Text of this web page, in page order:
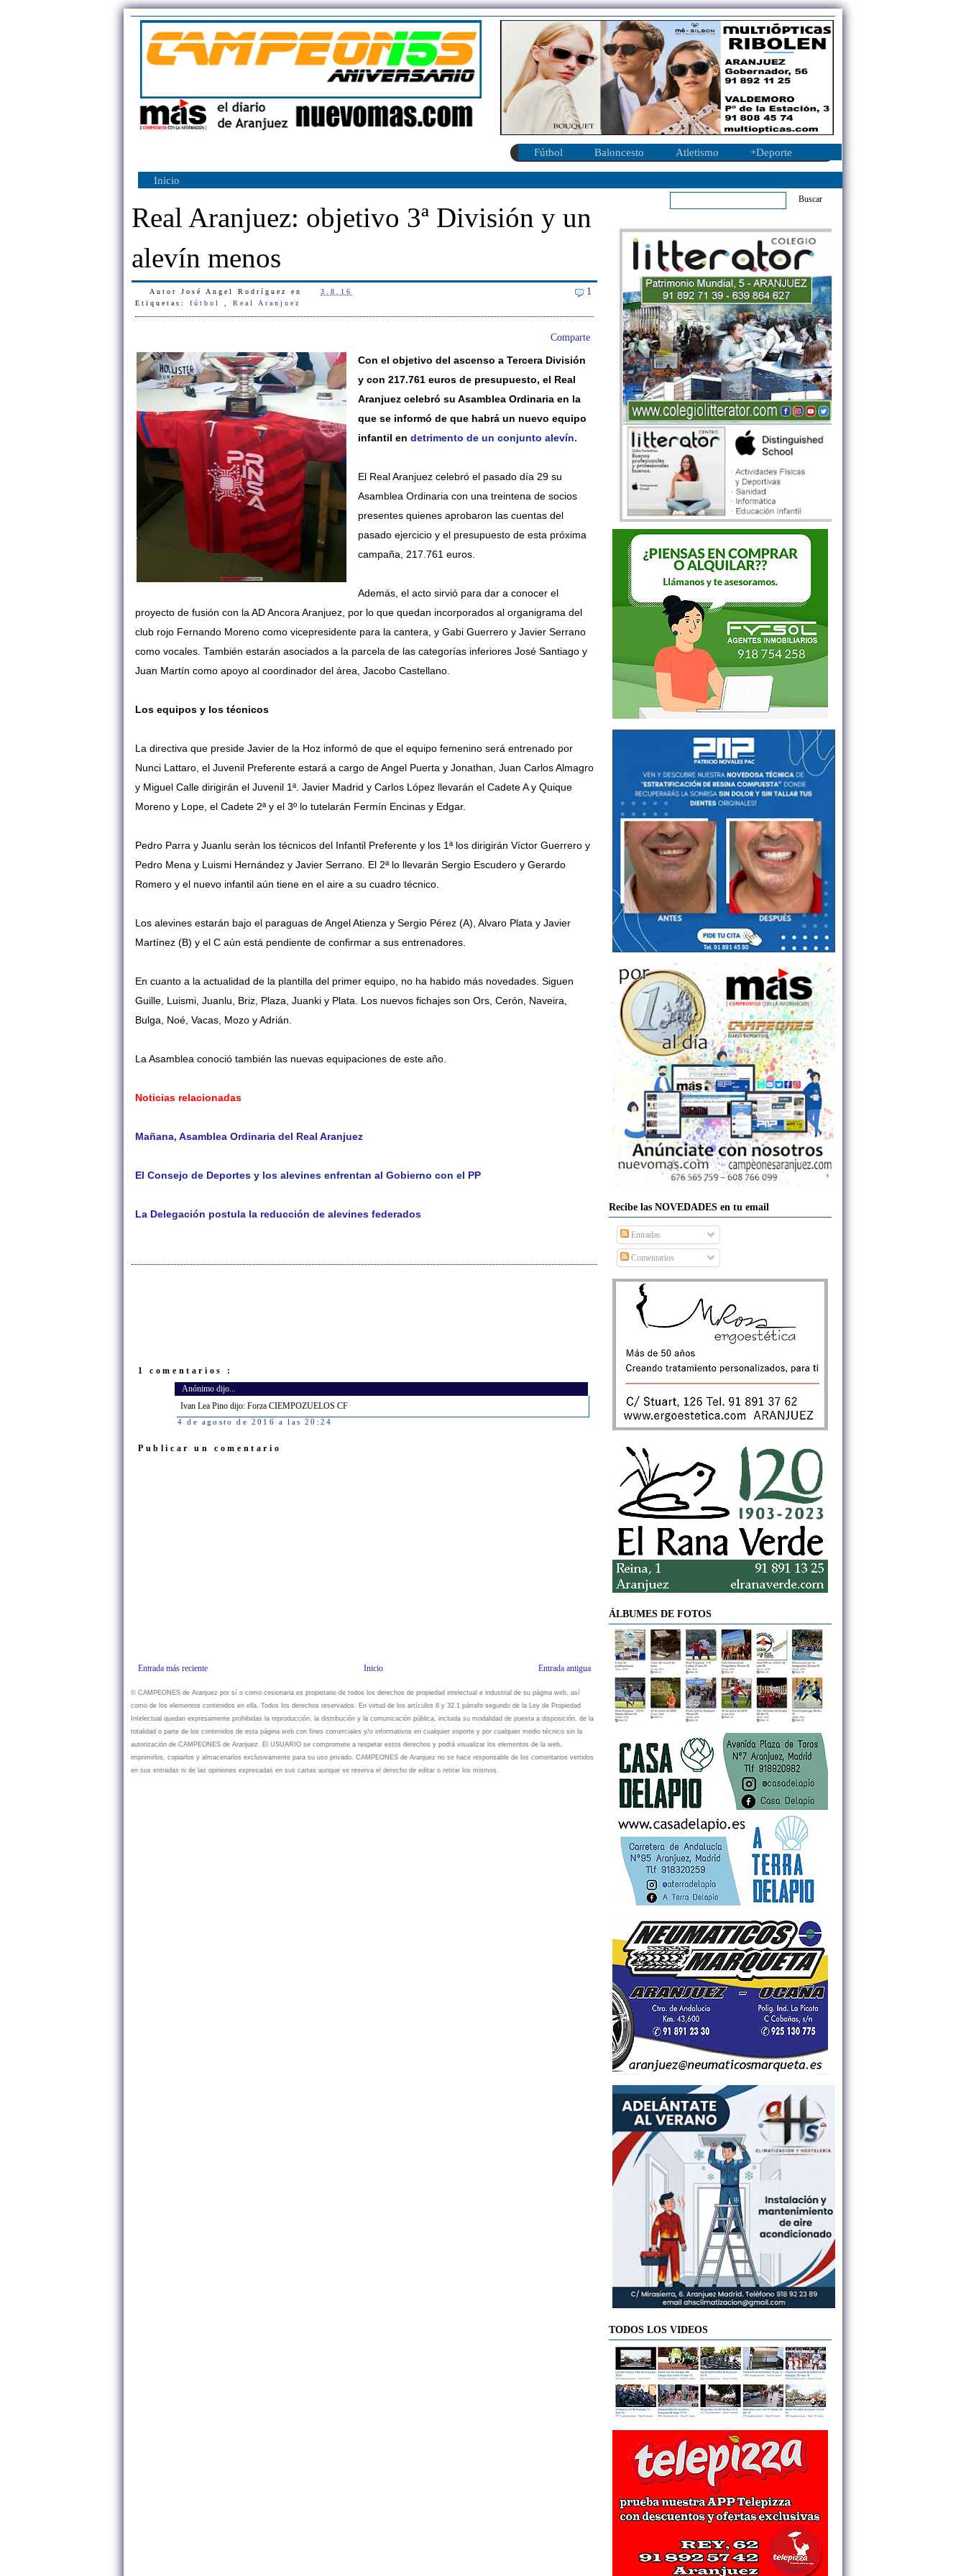
Fútbol Baloncesto Atletismo +Deporte
Inicio
Real Aranjuez: objetivo 3ª División y un
alevín menos
Autor José Angel Rodríguez en 3.8.16 1
Etiquetas: fútbol Real Aranjuez
Comparte
Con el objetivo del ascenso a Tercera División
y con 217.761 euros de presupuesto, el Real
Aranjuez celebró su Asamblea Ordinaria en la
que se informó de que habrá un nuevo equipo
infantil en detrimento de un conjunto alevín.
El Real Aranjuez celebró el pasado día 29 su
Asamblea Ordinaria con una treintena de socios
presentes quienes aprobaron las cuentas del
pasado ejercicio y el presupuesto de esta próxima
campaña, 217.761 euros.
Además, el acto sirvió para dar a conocer el
proyecto de fusión con la AD Ancora Aranjuez, por lo que quedan incorporados al organigrama del
club rojo Fernando Moreno como vicepresidente para la cantera, y Gabi Guerrero y Javier Serrano
como vocales. También estarán asociados a la parcela de las categorías inferiores José Santiago y
Juan Martín como apoyo al coordinador del área, Jacobo Castellano.
Los equipos y los técnicos
La directiva que preside Javier de la Hoz informó de que el equipo femenino será entrenado por
Nunci Lattaro, el Juvenil Preferente estará a cargo de Angel Puerta y Jonathan, Juan Carlos Almagro
y Miguel Calle dirigirán el Juvenil 1ª. Javier Madrid y Carlos López llevarán el Cadete A y Quique
Moreno y Lope, el Cadete 2ª y el 3º lo tutelarán Fermín Encinas y Edgar.
Pedro Parra y Juanlu serán los técnicos del Infantil Preferente y los 1ª los dirigirán Víctor Guerrero y
Pedro Mena y Luismi Hernández y Javier Serrano. El 2ª lo llevarán Sergio Escudero y Gerardo
Romero y el nuevo infantil aún tiene en el aire a su cuadro técnico.
Los alevines estarán bajo el paraguas de Angel Atienza y Sergio Pérez (A), Alvaro Plata y Javier
Martínez (B) y el C aún está pendiente de confirmar a sus entrenadores.
En cuanto a la actualidad de la plantilla del primer equipo, no ha habido más novedades. Siguen
Guille, Luismi, Juanlu, Briz, Plaza, Juanki y Plata. Los nuevos fichajes son Ors, Cerón, Naveira,
Bulga, Noé, Vacas, Mozo y Adrián.
La Asamblea conoció también las nuevas equipaciones de este año.
Noticias relacionadas
Mañana, Asamblea Ordinaria del Real Aranjuez
El Consejo de Deportes y los alevines enfrentan al Gobierno con el PP
La Delegación postula la reducción de alevines federados
1 comentarios :
Anónimo dijo...
Ivan Lea Pino dijo: Forza CIEMPOZUELOS CF
4 de agosto de 2016 a las 20:24
Publicar un comentario
Entrada más reciente Entrada antigua
Inicio
© CAMPEONES de Aranjuez por sí o como cesionaria es propietario de todos los derechos de propiedad intelectual e industrial de su página web, así
como de los elementos contenidos en ella. Todos los derechos reservados. En virtud de los artículos 8 y 32.1 párrafo segundo de la Ley de Propiedad
Intelectual quedan expresamente prohibidas la reproducción, la distribución y la comunicación pública, incluida su modalidad de puesta a disposición, de la
totalidad o parte de los contenidos de esta página web con fines comerciales y/o informativos en cualquier soporte y por cualquier medio técnico sin la
autorización de CAMPEONES de Aranjuez. El USUARIO se compromete a respetar estos derechos y podrá visualizar los elementos de la web,
imprimirlos, copiarlos y almacenarlos exclusivamente para su uso privado. CAMPEONES de Aranjuez no se hace responsable de los comentarios vertidos
en sus entradas ni de las opiniones expresadas en sus cartas aunque se reserva el derecho de editar o retirar los mismos.
Recibe las NOVEDADES en tu email
Entradas
Comentarios
ÁLBUMES DE FOTOS
TODOS LOS VIDEOS